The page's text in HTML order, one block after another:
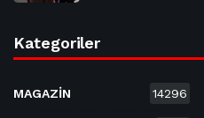
Kategoriler
MAGAZİN 14296